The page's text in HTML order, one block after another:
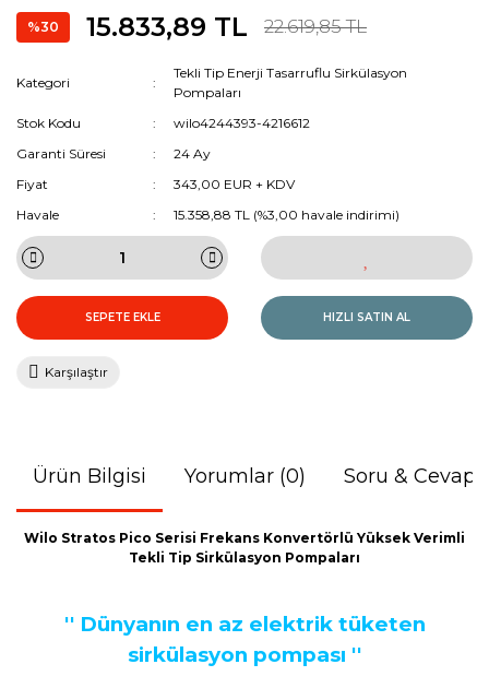
%30 15.833,89 TL 22.619,85 TL
Kategori
Tekli Tip Enerji Tasarruflu Sirkülasyon
Pompaları
Stok Kodu
wilo4244393-4216612
Garanti Süresi
24 Ay
Fiyat
343,00 EUR + KDV
Havale
15.358,88 TL (%3,00 havale indirimi)
SEPETE EKLE HIZLI SATIN AL
Karşılaştır
Ürün Bilgisi Yorumlar (0) Soru & Cevap
Wilo Stratos Pico Serisi Frekans Konvertörlü Yüksek Verimli
Tekli Tip Sirkülasyon Pompaları
'' Dünyanın en az elektrik tüketen
sirkülasyon pompası ''